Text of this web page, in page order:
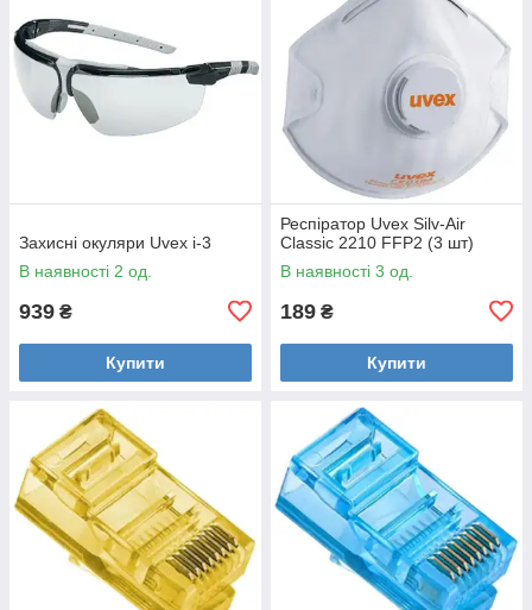
Захисні окуляри Uvex i-3
В наявності 2 од.
939 ₴
Купити
Респіратор Uvex Silv-Air
Classic 2210 FFP2 (3 шт)
В наявності 3 од.
189 ₴
Купити